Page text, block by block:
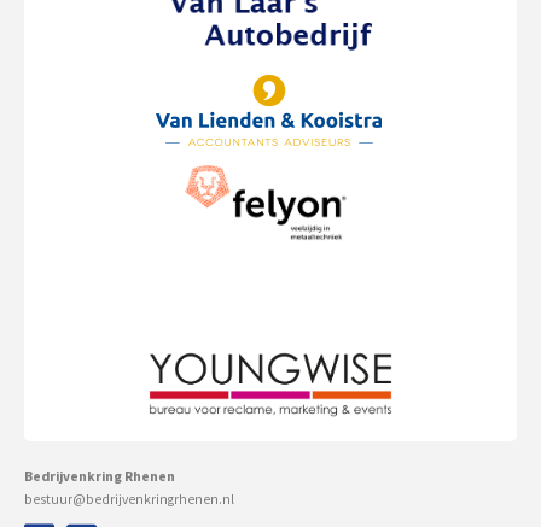
Bedrijvenkring Rhenen
bestuur@bedrijvenkringrhenen.nl